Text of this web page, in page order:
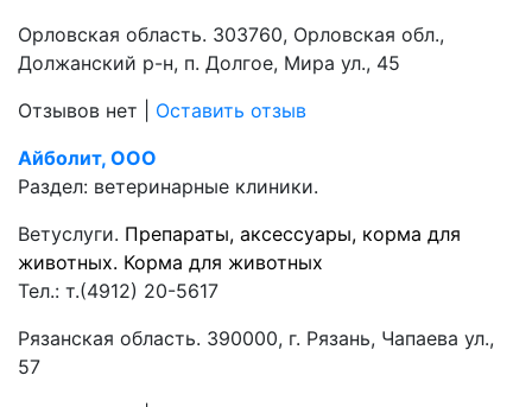
Орловская область. 303760, Орловская обл.,
Должанский р-н, п. Долгое, Мира ул., 45
Отзывов нет
Оставить отзыв
Айболит, ООО
Раздел: ветеринарные клиники.
Ветуслуги. Препараты, аксессуары, корма для
животных. Корма для животных
Тел.: т.(4912) 20-5617
Рязанская область. 390000, г. Рязань, Чапаева ул.,
57